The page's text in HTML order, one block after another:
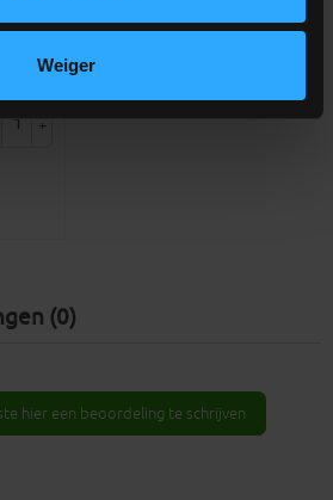
Weiger
info
+
(0)
hier een beoordeling te schrijven